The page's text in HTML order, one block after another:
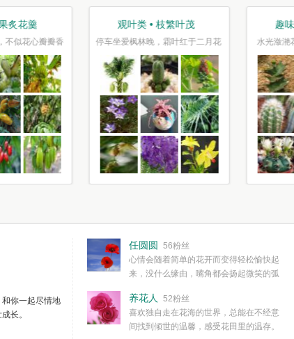
盆栽类 • 花好盆圆
千片赤英霞灿灿，百枝绛点灯煌煌
节庆类 • 张灯结彩
正是今年风景美，千红万紫报春光
你一起尽情地
长。
任圆圆
56粉丝
心情会随着简单的花开而变得轻松愉快起
来，没什么缘由，嘴角都会扬起微笑的弧
简单愉快的心情，这些都不需要想得太多，其实都是
我们自己复杂了生活和心境。
养花人
52粉丝
喜欢独自走在花海的世界，总能在不经意
间找到倾世的温馨，感受花田里的温存。